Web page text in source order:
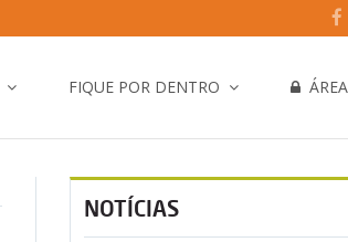
FIQUE POR DENTRO
NOTÍCIAS